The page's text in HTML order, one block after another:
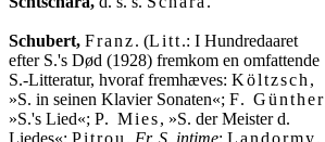
Schubert, Franz. (Litt.: I Hundredaaret
efter S.'s Død (1928) fremkom en omfattende
S.-Litteratur, hvoraf fremhæves: Költzsch ,
»S. in seinen Klavier Sonaten«; F. Günther
»S.'s Lied«; P. Mies, »S. der Meister d.
Liedes«; Pitrou , Fr. S. intime; Landormy